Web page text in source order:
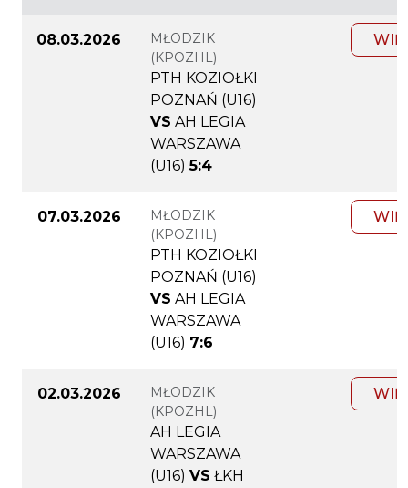
08.03.2026
MŁODZIK
(KPOZHL)
PTH KOZIOŁKI
POZNAŃ (U16)
VS AH LEGIA
WARSZAWA
(U16) 5:4
07.03.2026
MŁODZIK
(KPOZHL)
PTH KOZIOŁKI
POZNAŃ (U16)
VS AH LEGIA
WARSZAWA
(U16) 7:6
02.03.2026
MŁODZIK
(KPOZHL)
AH LEGIA
WARSZAWA
(U16) VS ŁKH